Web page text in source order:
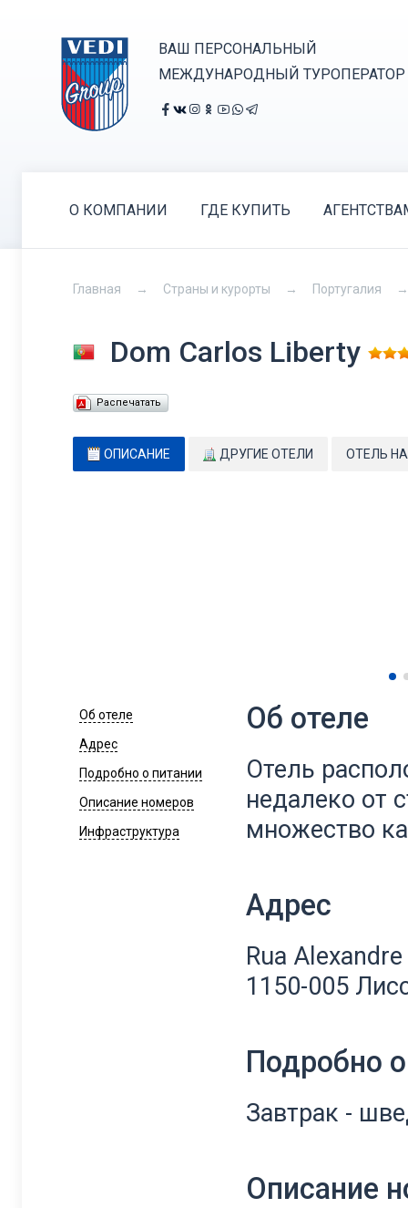
ВАШ ПЕРСОНАЛЬНЫЙ
МЕЖДУНАРОДНЫЙ ТУРОПЕРАТОР
О КОМПАНИИ ГДЕ КУПИТЬ
Главная Страны и курорты Португалия
Dom Carlos Liberty
Распечатать
ОПИСАНИЕ ДРУГИЕ ОТЕЛИ ОТЕЛЬ
Об отеле
Адрес
Подробно о питании
Описание номеров
Инфраструктура
Об отеле
Отель
недалеко от
множество
Адрес
Rua
1150-005
Подробно
Завтрак -
Описание